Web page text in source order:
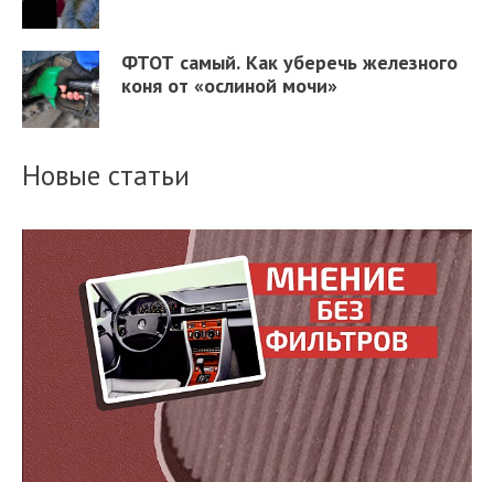
ФТОТ самый. Как уберечь железного
коня от «ослиной мочи»
Новые статьи